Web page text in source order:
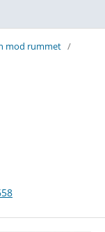
mod rummet /